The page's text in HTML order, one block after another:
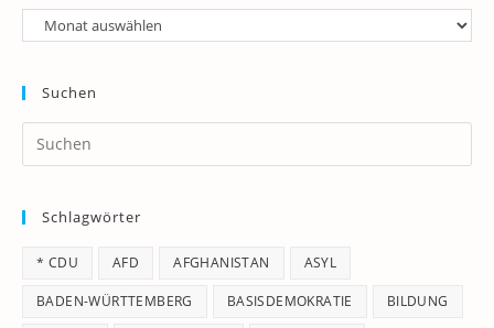
Archiv
Suchen
Schlagwörter
* CDU AFD AFGHANISTAN ASYL
BADEN-WÜRTTEMBERG BASISDEMOKRATIE BILDUNG